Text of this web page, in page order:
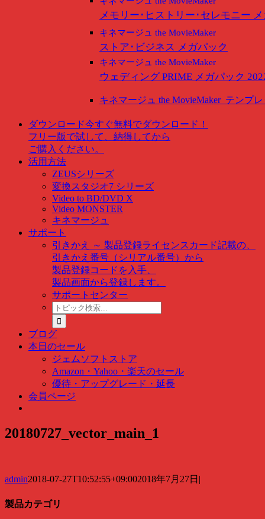
メモリー･ヒストリー･セレモニー
キネマージュ the MovieMaker
ストア･ビジネス メガパック
キネマージュ the MovieMaker
ウェディング PRIME メガパック
キネマージュ the MovieMakerテンプ
ダウンロード今すぐ無料でダウンロード！
フリー版で試して、納得してから
ご購入ください。
活用方法
ZEUSシリーズ
変換スタジオ7 シリーズ
Video to BD/DVD X
Video MONSTER
キネマージュ
サポート
引きかえ ～ 製品登録ライセンスカード記載の、
引きかえ番号（シリアル番号）から
製品登録コードを入手、
製品画面から登録します。
サポートセンター
ト
ピ
ッ
ク
検
索
…
ブログ
本日のセール
ジェムソフトストア
Amazon・Yahoo・楽天のセール
優待・アップグレード・延長
会員ページ
20180727_vector_main_1
admin2018-07-27T10:52:55+09:002018年7月27日 |
製品カテゴリ